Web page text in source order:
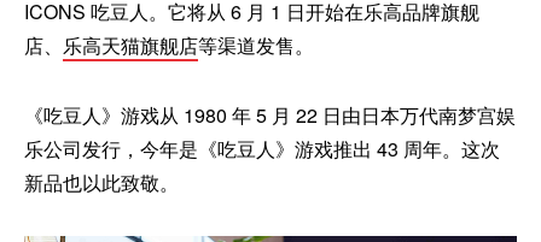
ICONS 吃豆人。它将从 6 月 1 日开始在乐高品牌旗舰
店、 乐高天猫旗舰店等渠道发售。
《吃豆人》游戏从 1980 年 5 月 22 日由日本万代南梦宫娱
乐公司发行，今年是《吃豆人》游戏推出 43 周年。这次
新品也以此致敬。